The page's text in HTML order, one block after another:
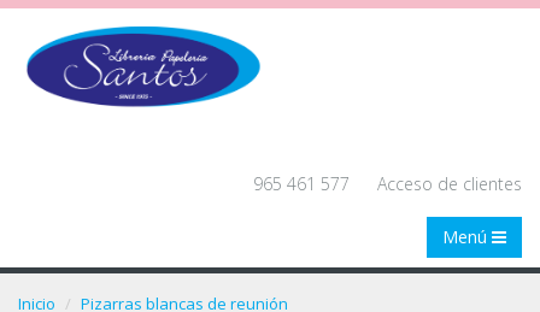
965 461 577 Acceso de clientes
Menú
Inicio
Pizarras blancas de reunión